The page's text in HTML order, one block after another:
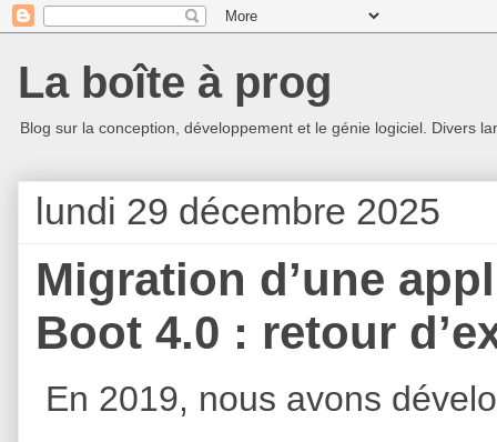
La boîte à prog
Blog sur la conception, développement et le génie logiciel. Divers
lundi 29 décembre 2025
Migration d’une
Boot 4.0 : retour
En 2019, nous avons